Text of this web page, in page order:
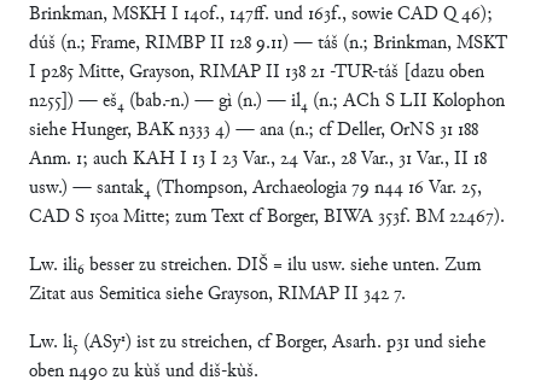
Brinkman, MSKH I 140f., 147ff. und 163f., sowie CAD Q 46);
dúš (n.; Frame, RIMBP II 128 9.11) — táš (n.; Brinkman, MSKT
I p285 Mitte, Grayson, RIMAP II 138 21 -TUR-táš [dazu oben
n255]) — eš₄ (bab.-n.) — gì (n.) — il₄ (n.; ACh S LII Kolophon
siehe Hunger, BAK n333 4) — ana (n.; cf Deller, OrNS 31 188
Anm. 1; auch KAH I 13 I 23 Var., 24 Var., 28 Var., 31 Var., II 18
usw.) — santak₄ (Thompson, Archaeologia 79 n44 16 Var. 25,
CAD S 150a Mitte; zum Text cf Borger, BIWA 353f. BM 22467).
Lw. ili₆ besser zu streichen. DIŠ = ilu usw. siehe unten. Zum
Zitat aus Semitica siehe Grayson, RIMAP II 342 7.
Lw. li₅ (ASy¹) ist zu streichen, cf Borger, Asarh. p31 und siehe
oben n490 zu kùš und diš-kùš.